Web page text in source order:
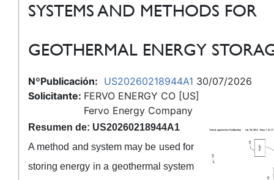
SYSTEMS AND METHODS FOR
GEOTHERMAL ENERGY
NºPublicación: US20260218944A1 30/07/2026
Solicitante: FERVO ENERGY CO [US]
Fervo Energy Company
Resumen de: US20260218944A1
A method and system may be used for
storing energy in a geothermal system